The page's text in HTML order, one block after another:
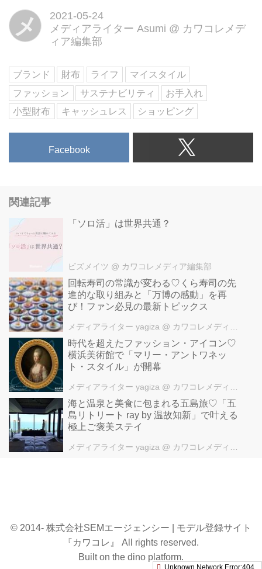
メ
2021-05-24
メディアライター Asumi @ カワコレメデ
ィア編集部
ブランド 財布 ライフ
マイスタイル
ファッション
サステナビリティ
お手入れ
小型財布
キャッシュレス ショッピング
Facebook
関連記事
「ソロ活」は世界共通？
ビズメイツ @ カワコレメディア編集部
回転寿司の常識が変わる♡くら寿司の先
進的な取り組みと「万博の感動」を再
び！ファン必見の最新トピックス
メディアライター yagiza @ カワコレメディア編集部
時代を超えたファッション・アイコン♡
横浜美術館で「マリー・アントワネッ
ト・スタイル」が開幕
メディアライター yagiza @ カワコレメディア編集部
海と温泉と美食に包まれる五島旅♡「五
島リトリート ray by 温故知新」で叶える
極上ご褒美ステイ
メディアライター yagiza @ カワコレメディア編集部
© 2014- 株式会社SEMエージェンシー | モデル登録サイト
『カワコレ』 All rights reserved.
Built on the dino platform.